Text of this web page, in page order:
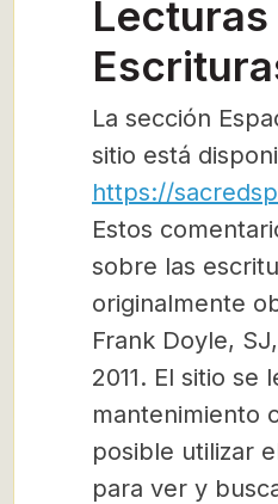
La sección
sitio está
https://
Estos
sobre las
originalmente
Frank Doyle,
2011. El sitio se
mantenimiento
posible utilizar
para ver y